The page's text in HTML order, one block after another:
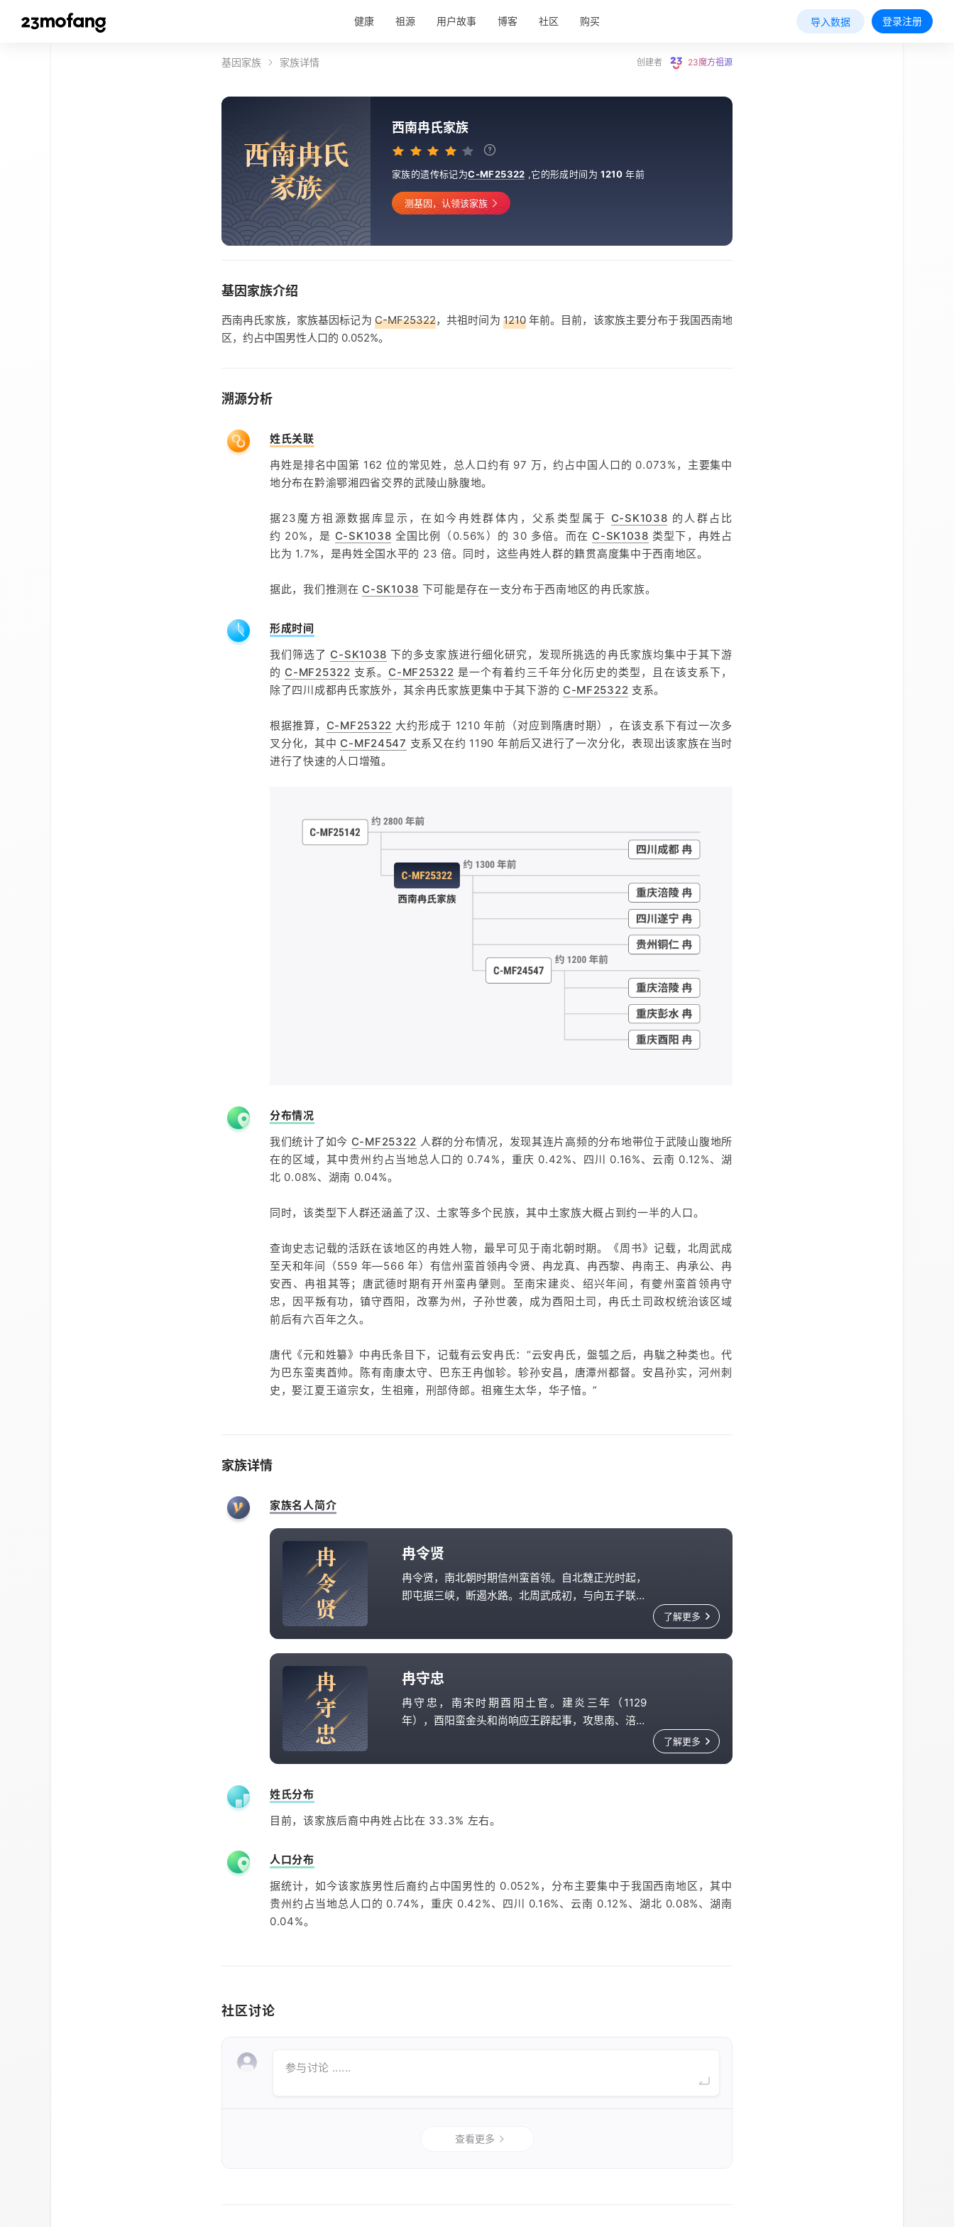
健康 祖源 用户故事 博客 社区 购买 导入数据 登录注册
基因家族 家族详情 创建者 23魔方祖源
西南冉氏
家族
西南冉氏家族
家族的遗传标记为C-MF25322 ,它的形成时间为1210 年前
测基因，认领该家族
基因家族介绍
西南冉氏家族，家族基因标记为 C-MF25322，共祖时间为 1210年前。目前，该家族主要分布于我国西南地
区，约占中国男性人口的 0.052%。
溯源分析
姓氏关联
冉姓是排名中国第 162 位的常见姓，总人口约有 97 万，约占中国人口的 0.073%，主要集中
地分布在黔渝鄂湘四省交界的武陵山脉腹地。
据23魔方祖源数据库显示，在如今冉姓群体内，父系类型属于 C-SK1038 的人群占比
约 20%，是 C-SK1038 全国比例（0.56%）的 30 多倍。而在 C-SK1038 类型下，冉姓占
比为 1.7%，是冉姓全国水平的 23 倍。同时，这些冉姓人群的籍贯高度集中于西南地区。
据此，我们推测在 C-SK1038 下可能是存在一支分布于西南地区的冉氏家族。
形成时间
我们筛选了 C-SK1038 下的多支家族进行细化研究，发现所挑选的冉氏家族均集中于其下游
的 C-MF25322 支系。 C-MF25322 是一个有着约三千年分化历史的类型，且在该支系下，
除了四川成都冉氏家族外，其余冉氏家族更集中于其下游的 C-MF25322 支系。
根据推算， C-MF25322 大约形成于 1210 年前（对应到隋唐时期），在该支系下有过一次多
叉分化，其中 C-MF24547 支系又在约 1190 年前后又进行了一次分化，表现出该家族在当时
进行了快速的人口增殖。
分布情况
我们统计了如今 C-MF25322 人群的分布情况，发现其连片高频的分布地带位于武陵山腹地所
在的区域，其中贵州约占当地总人口的 0.74%，重庆 0.42%、四川 0.16%、云南 0.12%、湖
北 0.08%、湖南 0.04%。
同时，该类型下人群还涵盖了汉、土家等多个民族，其中土家族大概占到约一半的人口。
查询史志记载的活跃在该地区的冉姓人物，最早可见于南北朝时期。《周书》记载，北周武成
至天和年间（559 年—566 年）有信州蛮首领冉令贤、冉龙真、冉西黎、冉南王、冉承公、冉
安西、冉祖其等；唐武德时期有开州蛮冉肈则。至南宋建炎、绍兴年间，有夔州蛮首领冉守
忠，因平叛有功，镇守酉阳，改寨为州，子孙世袭，成为酉阳土司，冉氏土司政权统治该区域
前后有六百年之久。
唐代《元和姓纂》中冉氏条目下，记载有云安冉氏：“云安冉氏，盤瓠之后，冉駹之种类也。代
为巴东蛮夷酋帅。陈有南康太守、巴东王冉伽轸。轸孙安昌，唐潭州都督。安昌孙实，河州刺
史，娶江夏王道宗女，生祖雍，刑部侍郎。祖雍生太华，华子愔。”
家族详情
家族名人简介
冉
令
贤
冉令贤
冉令贤，南北朝时期信州蛮首领。自北魏正光时起，
即屯据三峡，断遏水路。北周武成初，与向五子联军
了解更多
冉
守
忠
冉守忠
冉守忠，南宋时期酉阳土官。建炎三年（1129
年），酉阳蛮金头和尚响应王辟起事，攻思南、涪、
了解更多
姓氏分布
目前，该家族后裔中冉姓占比在 33.3% 左右。
人口分布
据统计，如今该家族男性后裔约占中国男性的 0.052%，分布主要集中于我国西南地区，其中
贵州约占当地总人口的 0.74%，重庆 0.42%、四川 0.16%、云南 0.12%、湖北 0.08%、湖南
0.04%。
社区讨论
参与讨论 ......
查看更多